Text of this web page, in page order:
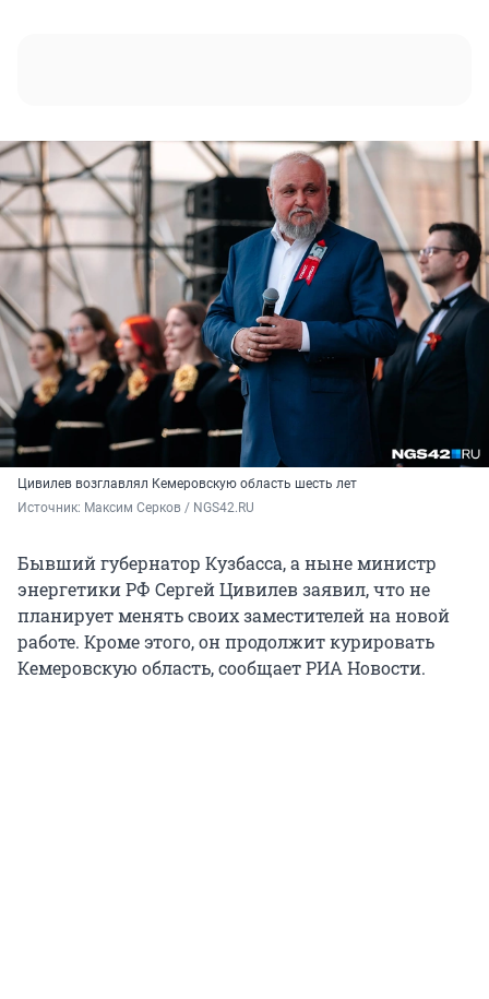
Цивилев возглавлял Кемеровскую область шесть лет
Источник: Максим Серков / NGS42.RU
Бывший губернатор Кузбасса, а ныне министр
энергетики РФ Сергей Цивилев заявил, что не
планирует менять своих заместителей на новой
работе. Кроме этого, он продолжит курировать
Кемеровскую область, сообщает РИА Новости.